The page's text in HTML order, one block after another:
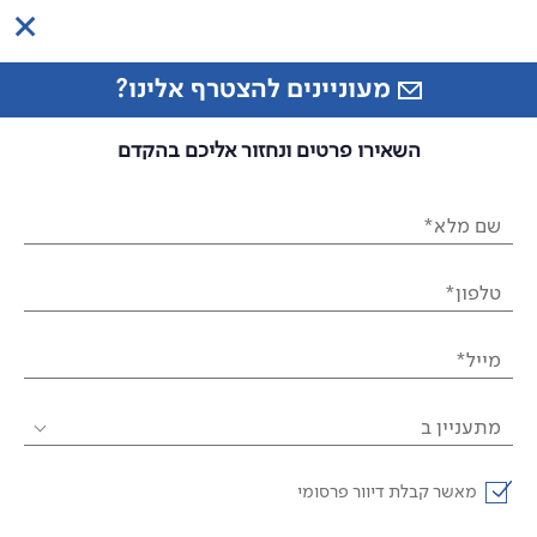
מעוניינים להצטרף אלינו?
השאירו פרטים ונחזור אליכם בהקדם
שם מלא*
טלפון*
מייל*
מתעניין ב
מאשר קבלת דיוור פרסומי